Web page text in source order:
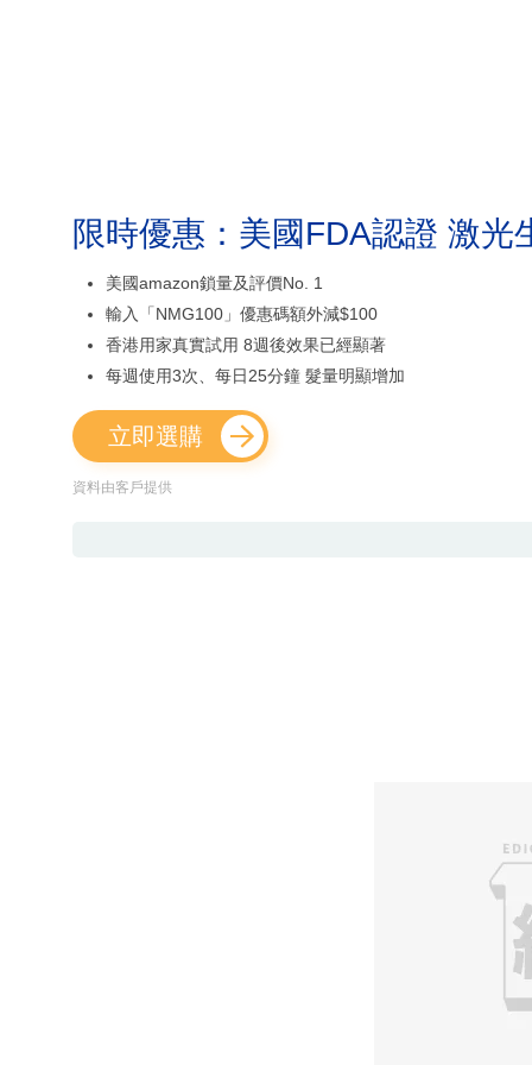
限時優惠：美國FDA認證 激光
美國amazon鎖量及評價No. 1
輸入「NMG100」優惠碼額外減$100
香港用家真實試用 8週後效果已經顯著
每週使用3次、每日25分鐘 髮量明顯增加
立即選購
資料由客戶提供